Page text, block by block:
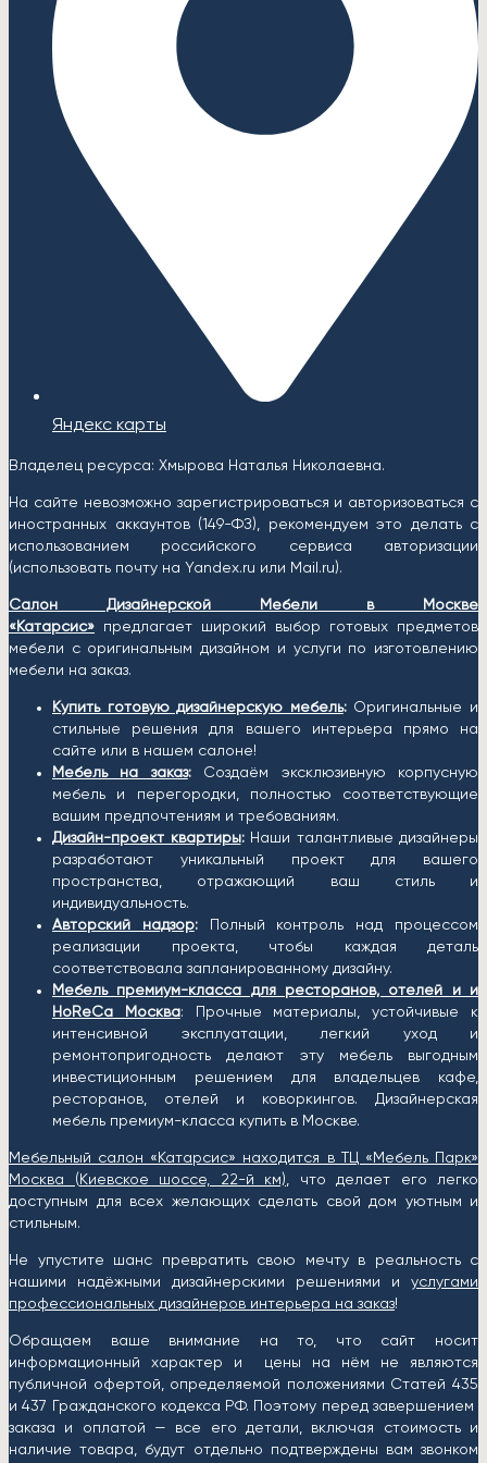
Яндекс карты
Владелец ресурса: Хмырова Наталья Николаевна.
На сайте невозможно зарегистрироваться и авторизоваться с
иностранных аккаунтов (149-ФЗ), рекомендуем это делать с
использованием российского сервиса авторизации
(использовать почту на Yandex.ru или Mail.ru).
Салон Дизайнерской Мебели в Москве
«Катарсис»
предлагает широкий выбор готовых предметов
мебели с оригинальным дизайном и услуги по изготовлению
мебели на заказ.
Купить готовую дизайнерскую мебель:Оригинальные и
стильные решения для вашего интерьера прямо на
сайте или в нашем салоне!
Мебель на заказ:Создаём эксклюзивную корпусную
мебель и перегородки, полностью соответствующие
вашим предпочтениям и требованиям.
Дизайн-проект квартиры:Наши талантливые дизайнеры
разработают уникальный проект для вашего
пространства, отражающий ваш стиль и
индивидуальность.
Авторский надзор:Полный контроль над процессом
реализации проекта, чтобы каждая деталь
соответствовала запланированному дизайну.
Мебель премиум-класса для ресторанов, отелей и и
HoReCa Москва: Прочные материалы, устойчивые к
интенсивной эксплуатации, легкий уход и
ремонтопригодность делают эту мебель выгодным
инвестиционным решением для владельцев кафе,
ресторанов, отелей и коворкингов. Дизайнерская
мебель премиум-класса купить в Москве.
Мебельный салон «Катарсис» находится в ТЦ «Мебель Парк»
Москва ( Киевское шоссе, 22-й км), что делает его легко
доступным для всех желающих сделать свой дом уютным и
стильным.
Не упустите шанс превратить свою мечту в реальность с
нашими надёжными дизайнерскими решениями и услугами
профессиональных дизайнеров интерьера на заказ!
Обращаем ваше внимание на то, что сайт носит
информационный характер и цены на нём не являются
публичной офертой, определяемой положениями Статей 435
и 437 Гражданского кодекса РФ. Поэтому перед завершением
заказа и оплатой — все его детали, включая стоимость и
наличие товара, будут отдельно подтверждены вам звонком